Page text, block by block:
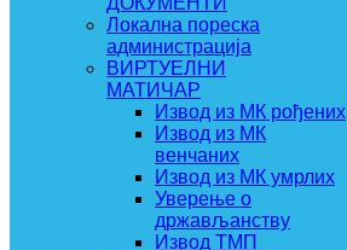
Локална пореска
администрација
ВИРТУЕЛНИ
МАТИЧАР
Извод из МК рођених
Извод из МК
венчаних
Извод из МК умрлих
Уверење о
држављанству
Извод ТМП